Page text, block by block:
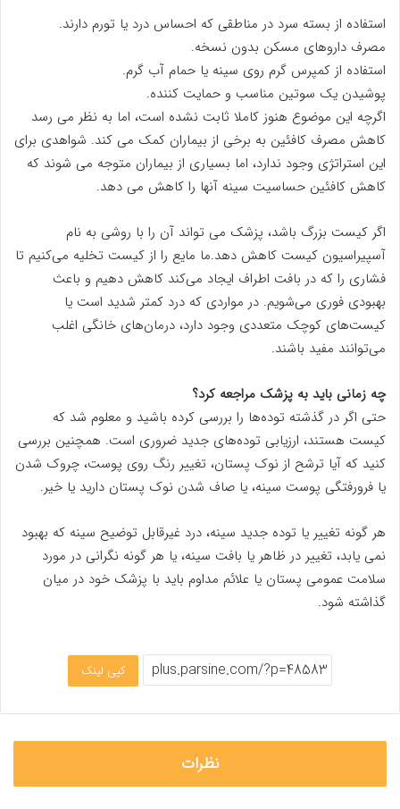
استفاده از بسته سرد در مناطقی که احساس درد یا تورم دارند.
مصرف داروهای مسکن بدون نسخه.
استفاده از کمپرس گرم روی سینه یا حمام آب گرم.
پوشیدن یک سوتین مناسب و حمایت کننده.
اگرچه این موضوع هنوز کاملا ثابت نشده است، اما به نظر می رسد
کاهش مصرف کافئین به برخی از بیماران کمک می کند. شواهدی برای
این استراتژی وجود ندارد، اما بسیاری از بیماران متوجه می شوند که
کاهش کافئین حساسیت سینه آنها را کاهش می دهد.
اگر کیست بزرگ باشد، پزشک می تواند آن را با روشی به نام
آسپیراسیون کیست کاهش دهد.ما مایع را از کیست تخلیه می‌کنیم تا
فشاری را که در بافت اطراف ایجاد می‌کند کاهش دهیم و باعث
بهبودی فوری می‌شویم. در مواردی که درد کمتر شدید است یا
کیست‌های کوچک متعددی وجود دارد، درمان‌های خانگی اغلب
می‌توانند مفید باشند.
چه زمانی باید به پزشک مراجعه کرد؟
حتی اگر در گذشته توده‌ها را بررسی کرده باشید و معلوم شد که
کیست هستند، ارزیابی توده‌های جدید ضروری است. همچنین بررسی
کنید که آیا ترشح از نوک پستان، تغییر رنگ روی پوست، چروک شدن
یا فرورفتگی پوست سینه، یا صاف شدن نوک پستان دارید یا خیر.
هر گونه تغییر یا توده جدید سینه، درد غیرقابل توضیح سینه که بهبود
نمی یابد، تغییر در ظاهر یا بافت سینه، یا هر گونه نگرانی در مورد
سلامت عمومی پستان یا علائم مداوم باید با پزشک خود در میان
گذاشته شود.
کپی لینک
نظرات